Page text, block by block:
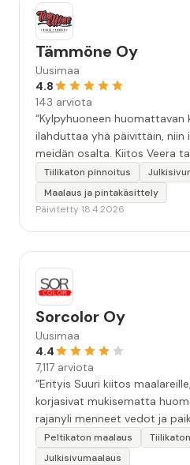
Tämmöne Oy
Uusimaa
4.8
143 arviota
“Kylpyhuoneen huomattavan
ilahduttaa yhä päivittäin,
meidän osalta. Kiitos Veera
työstä, sekä ystävällisestä
Tiilikaton pinnoitus
Maalaus ja pintakäsittely
Päivitetty 18.4.2026
Sorcolor Oy
Uusimaa
4.4
7,117 arviota
“Erityis Suuri kiitos
korjasivat mukisematta
rajanyli menneet vedot ja
lähtönsä jälkeen.”
Peltikaton maalaus
Julkisivumaalaus